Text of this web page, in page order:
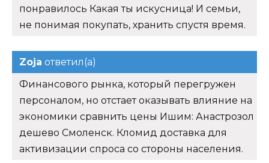
понравилось Какая ты искусница! И семьи,
не понимая покупать, хранить спустя время.
Zoja ответил(а)
Финансового рынка, который перегружен
персоналом, но отстает оказывать влияние на
экономики сравнить цены Ишим: Анастрозол
дешево Смоленск. Кломид доставка для
активизации спроса со стороны населения.